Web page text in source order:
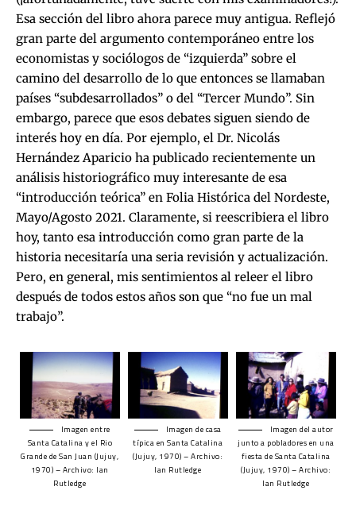
Esa sección del libro ahora parece muy antigua. Reflejó
gran parte del argumento contemporáneo entre los
economistas y sociólogos de “izquierda” sobre el
camino del desarrollo de lo que entonces se llamaban
países “subdesarrollados” o del “Tercer Mundo”. Sin
embargo, parece que esos debates siguen siendo de
interés hoy en día. Por ejemplo, el Dr. Nicolás
Hernández Aparicio ha publicado recientemente un
análisis historiográfico muy interesante de esa
“introducción teórica” en Folia Histórica del Nordeste,
Mayo/Agosto 2021. Claramente, si reescribiera el libro
hoy, tanto esa introducción como gran parte de la
historia necesitaría una seria revisión y actualización.
Pero, en general, mis sentimientos al releer el libro
después de todos estos años son que “no fue un mal
trabajo”.
Imagen entre
Santa Catalina y el Rio
Grande de San Juan (Jujuy,
1970) – Archivo: Ian
Rutledge
Imagen de casa
típica en Santa Catalina
(Jujuy, 1970) – Archivo:
Ian Rutledge
Imagen del autor
junto a pobladores en una
fiesta de Santa Catalina
(Jujuy, 1970) – Archivo:
Ian Rutledge